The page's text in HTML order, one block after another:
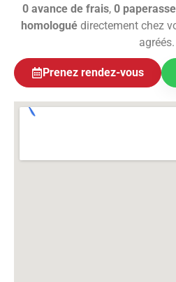
0 avance de frais, 0 paperasse
homologuédirectement chez
agréés.
Prenez rendez-vous